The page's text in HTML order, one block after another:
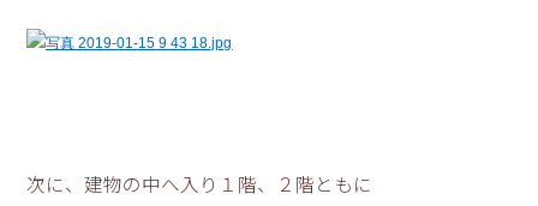
次に、建物の中へ入り１階、２階ともに